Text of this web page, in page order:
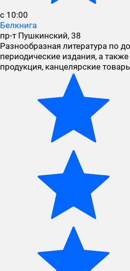
с 10:00
Белкнига
пр-т Пушкинский, 38
Разнообразная литература по
периодические издания, а
продукция, канцелярские